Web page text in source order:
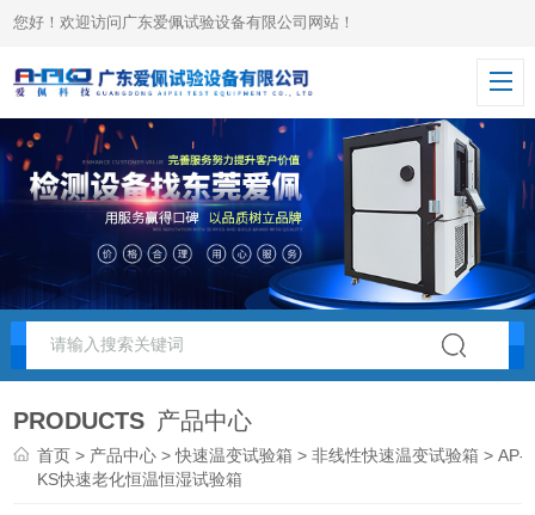
您好！欢迎访问广东爱佩试验设备有限公司网站！
PRODUCTS 产品中心
首页 > 产品中心 >快速温变试验箱 >非线性快速温变试验箱 > AP-
KS快速老化恒温恒湿试验箱